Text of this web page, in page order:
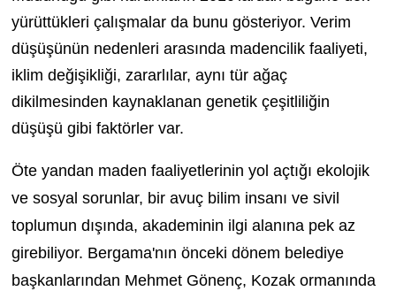
yürüttükleri çalışmalar da bunu gösteriyor. Verim
düşüşünün nedenleri arasında madencilik faaliyeti,
iklim değişikliği, zararlılar, aynı tür ağaç
dikilmesinden kaynaklanan genetik çeşitliliğin
düşüşü gibi faktörler var.
Öte yandan maden faaliyetlerinin yol açtığı ekolojik
ve sosyal sorunlar, bir avuç bilim insanı ve sivil
toplumun dışında, akademinin ilgi alanına pek az
girebiliyor. Bergama'nın önceki dönem belediye
başkanlarından Mehmet Gönenç, Kozak ormanında